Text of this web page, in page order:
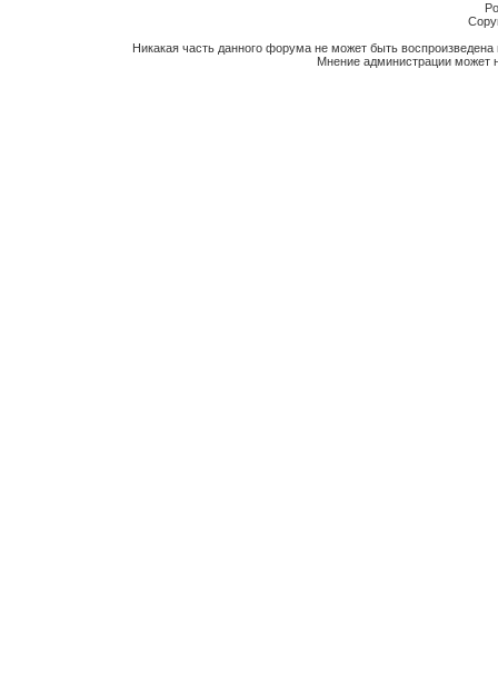
Никакая часть данного форума не может быть
Мнение администрации может